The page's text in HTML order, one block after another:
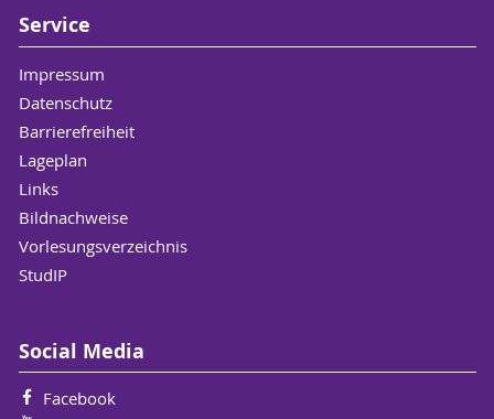
Service
Impressum
Datenschutz
Barrierefreiheit
Lageplan
Links
Bildnachweise
Vorlesungsverzeichnis
StudIP
Social Media
Facebook